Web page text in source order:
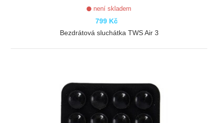
není skladem
799 Kč
Bezdrátová sluchátka TWS Air 3